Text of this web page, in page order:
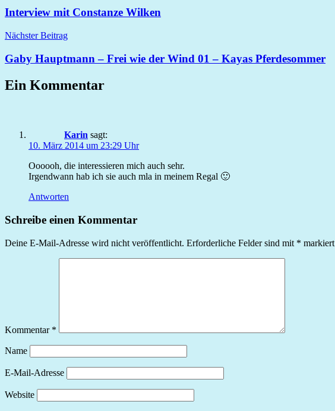
Interview mit Constanze Wilken
Nächster Beitrag
Gaby Hauptmann – Frei wie der Wind 01 – Kayas Pferdesommer
Ein Kommentar
Karin sagt:
10. März 2014 um 23:29 Uhr
Oooooh, die interessieren mich auch sehr.
Irgendwann hab ich sie auch mla in meinem Regal 🙂
Antworten
Schreibe einen Kommentar
Deine E-Mail-Adresse wird nicht veröffentlicht. Erforderliche Felder sind mit * markiert
Kommentar *
Name
E-Mail-Adresse
Website